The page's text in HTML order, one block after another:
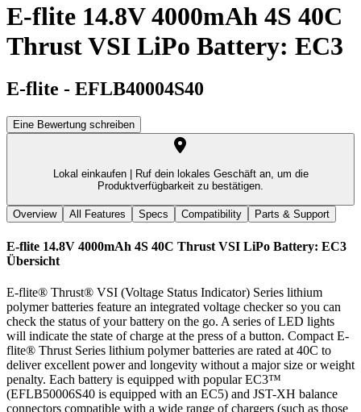
E-flite 14.8V 4000mAh 4S 40C
Thrust VSI LiPo Battery: EC3
E-flite - EFLB40004S40
Eine Bewertung schreiben
Lokal einkaufen |
Ruf dein lokales Geschäft an, um die
Produktverfügbarkeit zu bestätigen.
Overview All Features Specs Compatibility Parts & Support
E-flite 14.8V 4000mAh 4S 40C Thrust VSI LiPo Battery: EC3
Übersicht
E-flite® Thrust® VSI (Voltage Status Indicator) Series lithium
polymer batteries feature an integrated voltage checker so you can
check the status of your battery on the go. A series of LED lights
will indicate the state of charge at the press of a button. Compact E-
flite® Thrust Series lithium polymer batteries are rated at 40C to
deliver excellent power and longevity without a major size or weight
penalty. Each battery is equipped with popular EC3™
(EFLB50006S40 is equipped with an EC5) and JST-XH balance
connectors compatible with a wide range of chargers (such as those